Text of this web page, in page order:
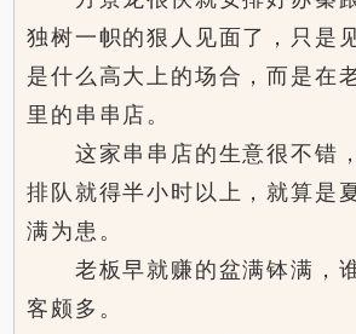
独树一帜的狠人见面了，只是
是什么高大上的场合，而是在
里的串串店。
这家串串店的生意很不错，
排队就得半小时以上，就算是
满为患。
老板早就赚的盆满钵满，
客颇多。